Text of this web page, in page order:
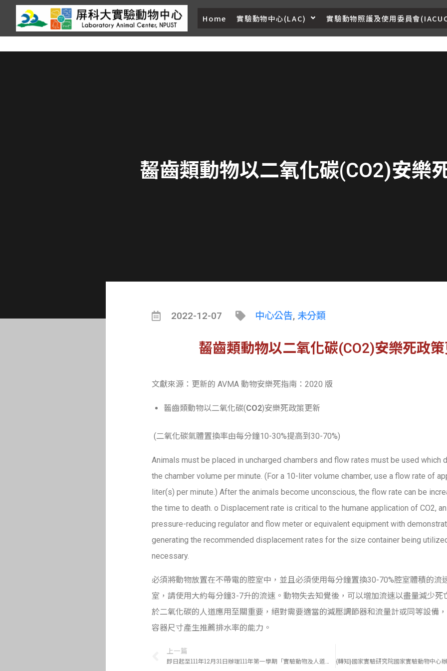
Home 實驗動物中心(LAC) 實驗動物照護及使用委員會
齧齒類動物以二氧化碳(CO2)安樂
2022-12-07 中心公告, 未分類
齧齒類動物以二氧化碳(CO2)安樂死政
文獻來源：更新的 AVMA 動物安樂死指南：2020 版
齧齒類動物以二氧化碳(CO2)安樂死政策更新
(二氧化碳氣體置換率由每分鐘10-30%提高到30-70%)
Animals must be placed in uncharged chambers and flow rates must be used which
the chamber volume per minute. (For a 10-liter volume chamber, use a flow rate of
liter(s) per minute.) After the animals become unconscious, the flow rate can be
the time to death. o Displacement rate is critical to the humane application of CO2,
pressure-reducing regulator and flow meter or equivalent equipment with
generating the recommended displacement rates for the size container being
necessary.
必須將動物放置在不帶電的腔室中，並且必須使用每分鐘置換30-70%腔室體積的流
室，請使用大約每分鐘3-7升的流速。動物失去知覺後，可以增加流速以盡量減少死
於二氧化碳的人道應用至關重要，絕對需要適當的減壓調節器和流量計或同等設備
容器尺寸產生推薦排水率的能力。
上一篇
即日起至111年12月31日辦理111年第一學期「實驗動物及人道管理訓練」-第1梯次線上繼續課程，請已取得實驗動物管理「基礎班」訓練合格證書者，報名參加。